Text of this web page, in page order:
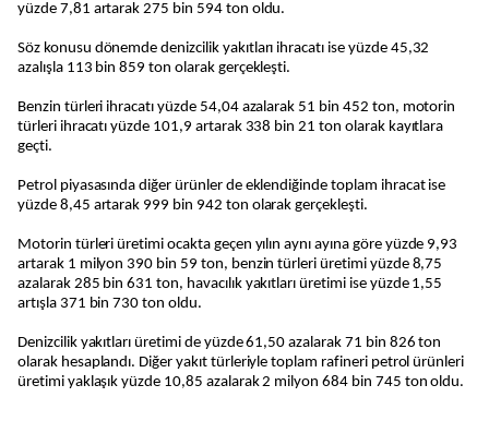
yüzde 7,81 artarak 275 bin 594 ton oldu.
Söz konusu dönemde denizcilik yakıtları ihracatı ise yüzde 45,32
azalışla 113 bin 859 ton olarak gerçekleşti.
Benzin türleri ihracatı yüzde 54,04 azalarak 51 bin 452 ton, motorin
türleri ihracatı yüzde 101,9 artarak 338 bin 21 ton olarak kayıtlara
geçti.
Petrol piyasasında diğer ürünler de eklendiğinde toplam ihracat ise
yüzde 8,45 artarak 999 bin 942 ton olarak gerçekleşti.
Motorin türleri üretimi ocakta geçen yılın aynı ayına göre yüzde 9,93
artarak 1 milyon 390 bin 59 ton, benzin türleri üretimi yüzde 8,75
azalarak 285 bin 631 ton, havacılık yakıtları üretimi ise yüzde 1,55
artışla 371 bin 730 ton oldu.
Denizcilik yakıtları üretimi de yüzde 61,50 azalarak 71 bin 826 ton
olarak hesaplandı. Diğer yakıt türleriyle toplam rafineri petrol ürünleri
üretimi yaklaşık yüzde 10,85 azalarak 2 milyon 684 bin 745 ton oldu.